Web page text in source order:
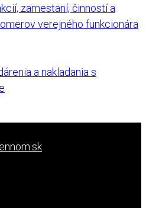
zamestaní, činností a
verejného funkcionára
a nakladania s